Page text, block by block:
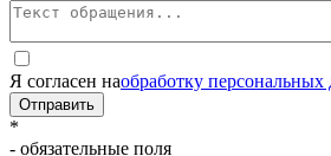
Я согласен наобработку
Отправить
*
- обязательные поля